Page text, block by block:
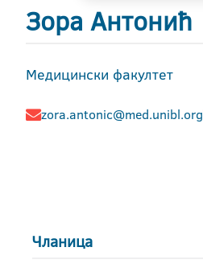
Зора Антонић
Медицински факултет
zora.antonic@med.unibl.org
Чланица